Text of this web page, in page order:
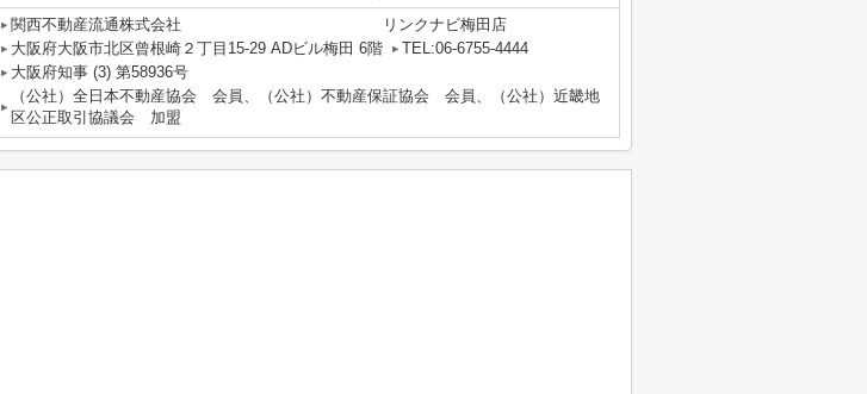
関西不動産流通株式会社 リンクナビ梅田店
大阪府大阪市北区曾根崎２丁目15-29 ADビル梅田 6階
TEL:06-6755-4444
大阪府知事 (3) 第58936号
（公社）全日本不動産協会 会員、（公社）不動産保証協会 会員、（公社）近畿地
区公正取引協議会 加盟